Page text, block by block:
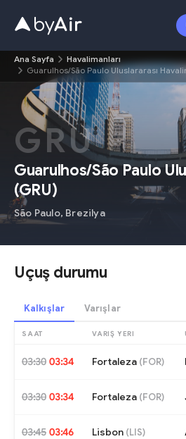
Ana Sayfa
Havalimanları
Guarulhos/São Paulo Uluslararası
GRU
Guarulhos/São Paulo
(GRU)
São Paulo, Brezilya
Uçuş durumu
Kalkışlar Varışlar
SAAT VARIŞ YERI
03:30 03:34 Fortaleza (FOR)
03:30 03:34 Fortaleza (FOR)
03:45 03:46 Lisbon (LIS)